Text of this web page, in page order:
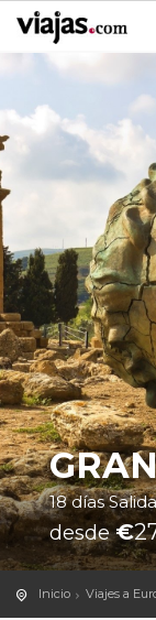
18 días
desde€
Inicio Viajes a